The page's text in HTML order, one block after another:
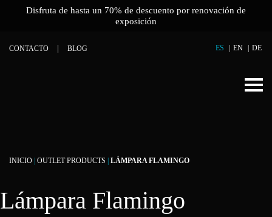
Disfruta de hasta un 70% de descuento por renovación de
exposición
CONTACTO BLOG ES EN DE
INICIO OUTLET PRODUCTS LÁMPARA FLAMINGO
Lámpara Flamingo